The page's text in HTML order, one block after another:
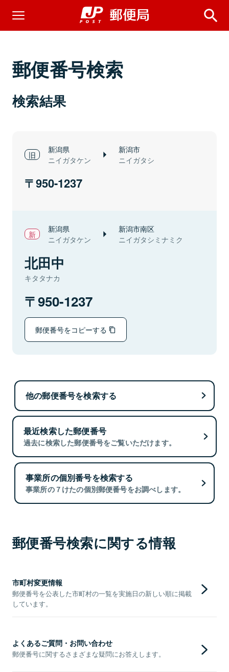
郵便番号検索
検索結果
新潟県
ニイガタケン
新潟市
ニイガタシ
950-1237
新潟県
ニイガタケン
新潟市南区
ニイガタシミナミク
北田中
キタタナカ
950-1237
郵便番号をコピーする
他の郵便番号を検索する
最近検索した郵便番号
過去に検索した郵便番号をご覧いただけます。
事業所の個別番号を検索する
事業所の７けたの個別郵便番号をお調べします。
郵便番号検索に関する情報
市町村変更情報
郵便番号を公表した市町村の一覧を実施日の新しい順に掲載
しています。
よくあるご質問・お問い合わせ
郵便番号に関するさまざまな疑問にお答えします。